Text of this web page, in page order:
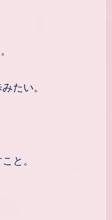
たい。
と。